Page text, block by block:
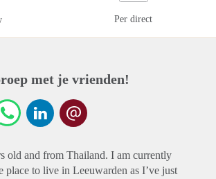
Per direct
met je vrienden!
old and from Thailand. I am currently
place to live in Leeuwarden as I’ve just